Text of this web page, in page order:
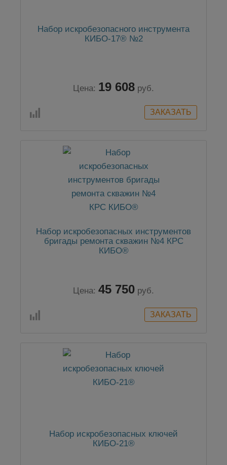
Набор искробезопасного инструмента
КИБО-17® №2
Цена: 19 608 руб.
Набор искробезопасных инструментов
бригады ремонта скважин №4 КРС
КИБО®
Цена: 45 750 руб.
Набор искробезопасных ключей
КИБО-21®